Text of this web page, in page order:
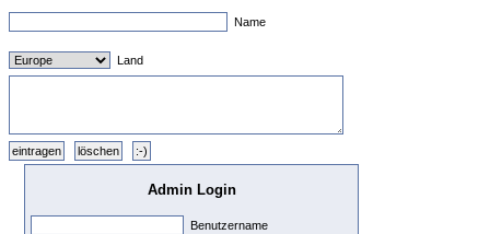
Name
Land
Admin Login
Benutzername